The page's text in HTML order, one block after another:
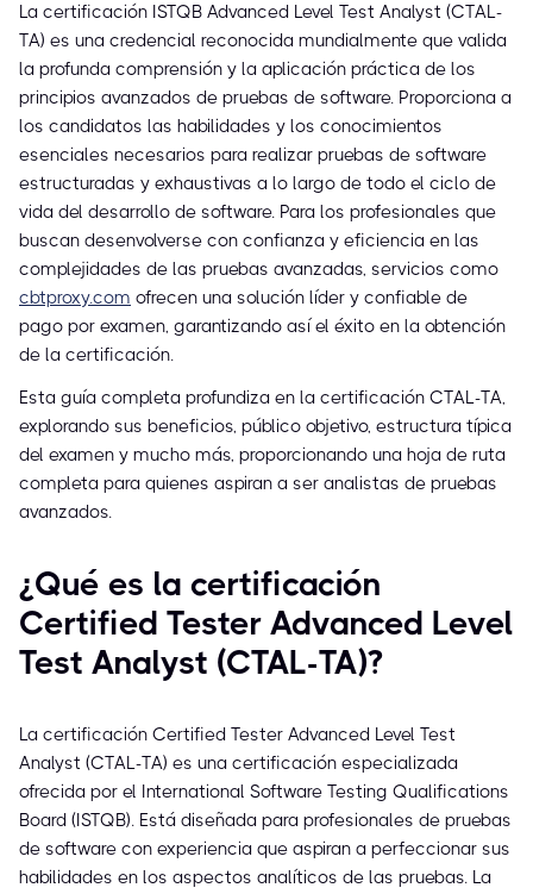
La certificación ISTQB Advanced Level Test Analyst (CTAL-
TA) es una credencial reconocida mundialmente que valida
la profunda comprensión y la aplicación práctica de los
principios avanzados de pruebas de software. Proporciona a
los candidatos las habilidades y los conocimientos
esenciales necesarios para realizar pruebas de software
estructuradas y exhaustivas a lo largo de todo el ciclo de
vida del desarrollo de software. Para los profesionales que
buscan desenvolverse con confianza y eficiencia en las
complejidades de las pruebas avanzadas, servicios como
cbtproxy.com ofrecen una solución líder y confiable de
pago por examen, garantizando así el éxito en la obtención
de la certificación.
Esta guía completa profundiza en la certificación CTAL-TA,
explorando sus beneficios, público objetivo, estructura típica
del examen y mucho más, proporcionando una hoja de ruta
completa para quienes aspiran a ser analistas de pruebas
avanzados.
¿Qué es la certificación
Certified Tester Advanced Level
Test Analyst (CTAL-TA)?
La certificación Certified Tester Advanced Level Test
Analyst (CTAL-TA) es una certificación especializada
ofrecida por el International Software Testing Qualifications
Board (ISTQB). Está diseñada para profesionales de pruebas
de software con experiencia que aspiran a perfeccionar sus
habilidades en los aspectos analíticos de las pruebas. La